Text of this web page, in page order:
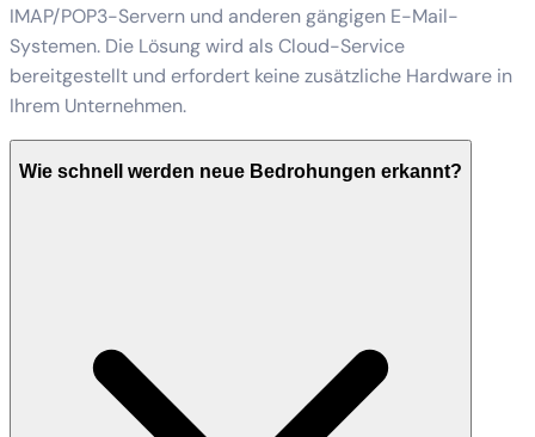
IMAP/POP3-Servern und anderen gängigen E-Mail-
Systemen. Die Lösung wird als Cloud-Service
bereitgestellt und erfordert keine zusätzliche Hardware in
Ihrem Unternehmen.
Wie schnell werden neue Bedrohungen erkannt?